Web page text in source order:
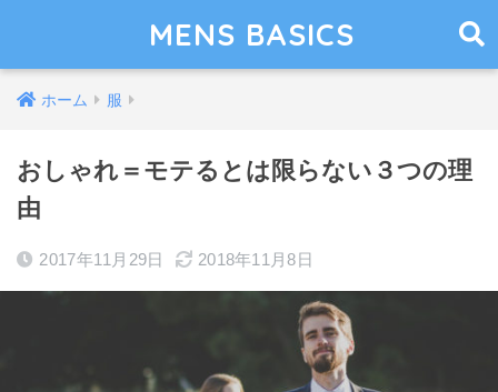
MENS BASICS
ホーム 服
おしゃれ＝モテるとは限らない３つの理
由
2017年11月29日 2018年11月8日